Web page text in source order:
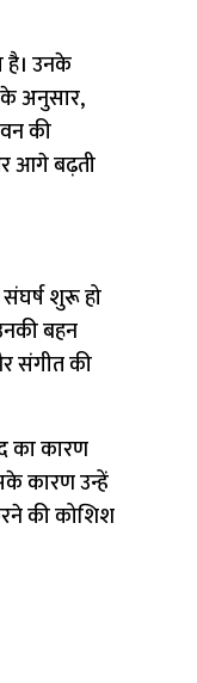
है। उनके
अनुसार,
की
आगे बढ़ती
शुरू हो
बहन
संगीत की
का कारण
कारण उन्हें
की कोशिश